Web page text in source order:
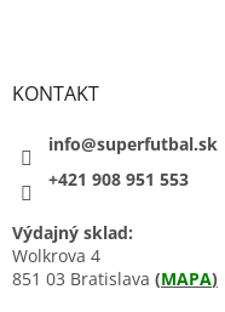
KONTAKT
info@superfutbal.sk
+421 908 951 553
Výdajný sklad:
Wolkrova 4
851 03 Bratislava (MAPA)